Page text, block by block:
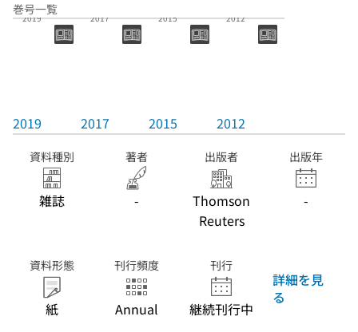
巻号一覧
2019
2019
2017
2017
2015
2015
2012
2012
資料種別
雑誌
著者
-
出版者
Thomson
Reuters
出版年
-
資料形態
紙
刊行頻度
Annual
刊行
継続刊行中
詳細を見
る